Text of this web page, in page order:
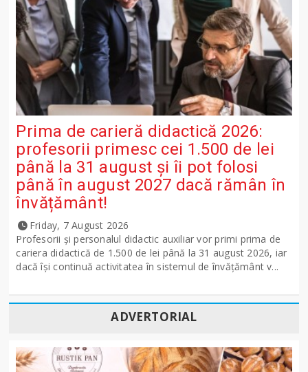
Prima de carieră didactică 2026:
profesorii primesc cei 1.500 de lei
până la 31 august și îi pot folosi
până în august 2027 dacă rămân în
învățământ!
Friday, 7 August 2026
Profesorii și personalul didactic auxiliar vor primi prima de
cariera didactică de 1.500 de lei până la 31 august 2026, iar
dacă își continuă activitatea în sistemul de învățământ v...
ADVERTORIAL